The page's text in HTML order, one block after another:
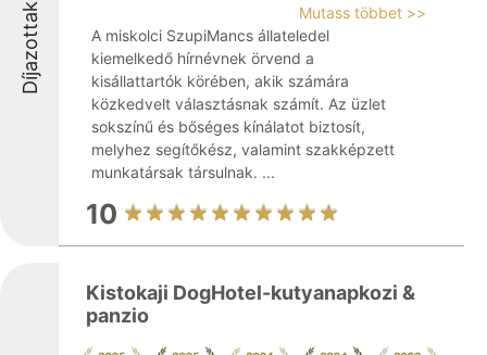
Díjazottak
Mutass többet >>
A miskolci SzupiMancs állateledel
kiemelkedő hírnévnek örvend a
kisállattartók körében, akik számára
közkedvelt választásnak számít. Az üzlet
sokszínű és bőséges kínálatot biztosít,
melyhez segítőkész, valamint szakképzett
munkatársak társulnak. ...
10
Kistokaji DogHotel-kutyanapkozi &
panzio